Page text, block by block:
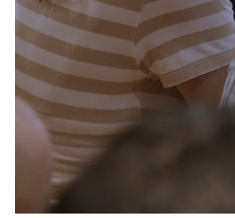
Servizi e accessibilità
Contatti
FAQ
Biglietti